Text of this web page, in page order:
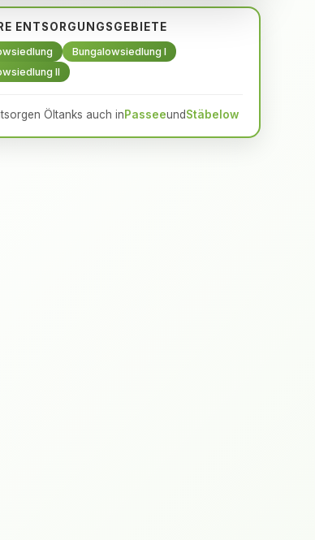
ENTSORGUNGSGEBIETE
Bungalowsiedlung I
II
Öltanks auch inPasseeundStäbelow